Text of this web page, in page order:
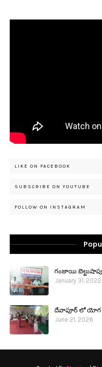
LIKE ON FACEBOOK
SUBSCRIBE ON YOUTUBE
FOLLOW ON INSTAGRAM
గంజాయి
January 31, 2022
దేవాపూర్ లో యోగ
June 21, 2026